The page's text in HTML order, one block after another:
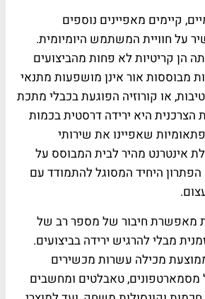
קיימים מאפיינים נוספים
על חוויית המשתמש היומיומית.
הן קריטיות לא פחות מהביצועים
מבוססות אור אינן מושפעות מתנאי
או קורוזיה הפוגעת בכבלי מתכת
הצרכנית היא ירידה דרסטית בכמות
שאפיינו את שירותי
אינטרנט מהיר לבית המבוסס על
היחיד המסוגל להתמודד עם
מאפשרת חיבור של מספר רב של
מבלי להרגיש ירידה בביצועים.
מכילה עשרות מכשירים
טאבלטים ומחשבים